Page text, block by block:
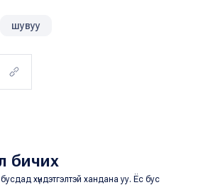
шувуу
бичих
хүндэтгэлтэй хандана уу. Ёс бус